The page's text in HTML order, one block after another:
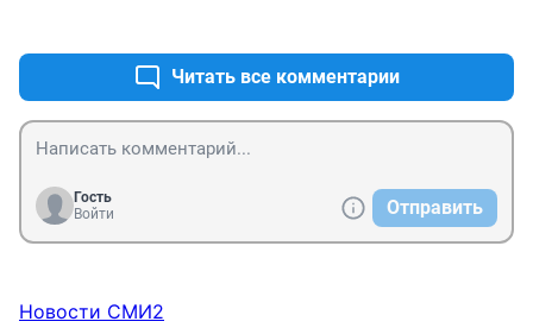
Читать все комментарии
Гость
Войти
Отправить
Новости СМИ2